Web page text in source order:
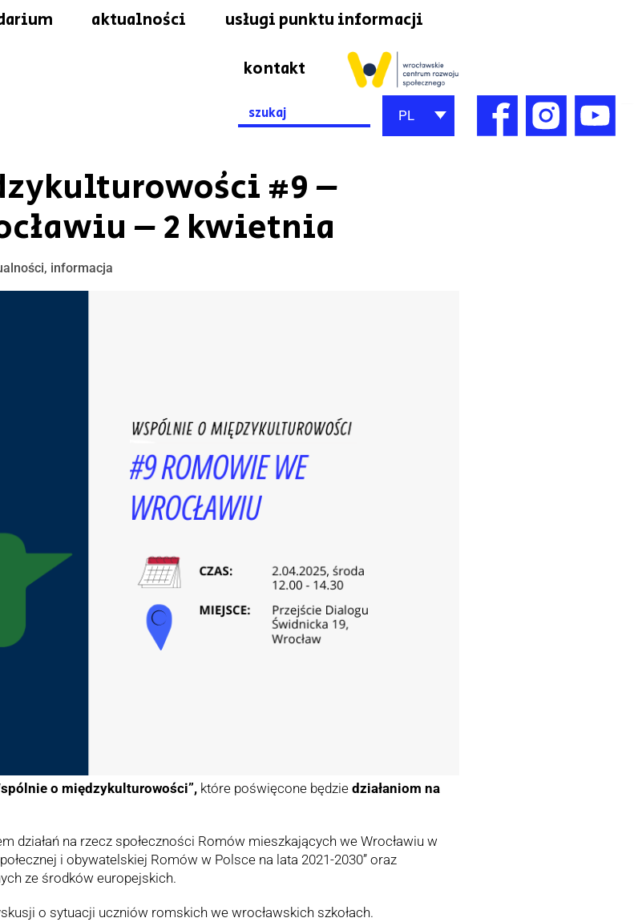
aktualności usługi punktu informacji
kontakt
Search
for:
PL
#9 –
– 2 kwietnia
, informacja
o międzykulturowości”, które poświęcone będzie działaniom na
działań na rzecz społeczności Romów mieszkających we Wrocławiu w
i obywatelskiej Romów w Polsce na lata 2021-2030” oraz
ze środków europejskich.
o sytuacji uczniów romskich we wrocławskich szkołach.